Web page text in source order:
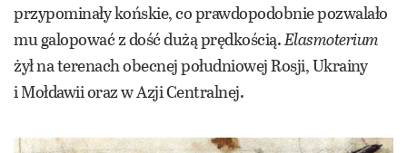
przypominały końskie, co prawdopodobnie pozwalało
mu galopować z dość dużą prędkością.Elasmoterium
żył na terenach obecnej południowej Rosji, Ukrainy
i Mołdawii oraz w Azji Centralnej.